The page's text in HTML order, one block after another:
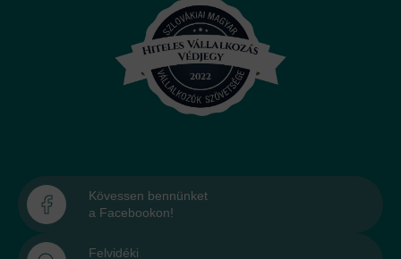
Kövessen bennünket
a Facebookon!
Felvidéki